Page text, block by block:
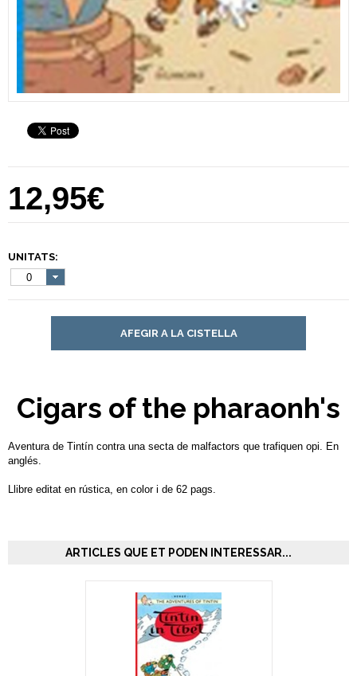
12,95€
UNITATS:
0
AFEGIR A LA CISTELLA
Cigars of the pharaonh's
Aventura de Tintín contra una secta de malfactors que trafiquen opi. En
anglés.
Llibre editat en rústica, en color i de 62 pags.
ARTICLES QUE ET PODEN INTERESSAR...